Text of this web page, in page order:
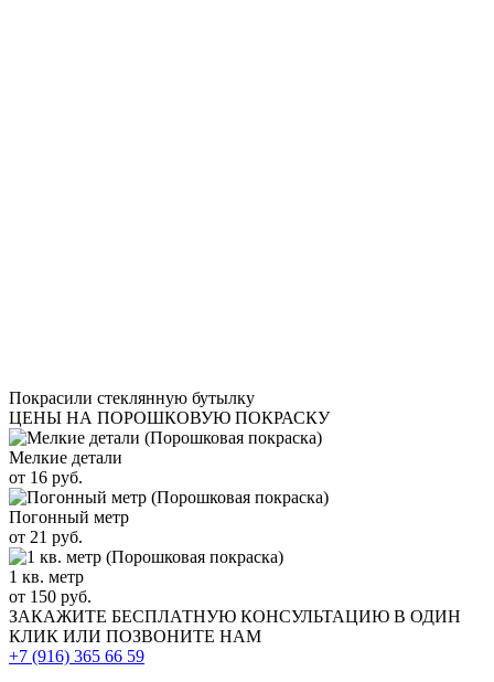
Покрасили стеклянную бутылку
ЦЕНЫ НА ПОРОШКОВУЮ ПОКРАСКУ
Мелкие детали
от 16 руб.
Погонный метр
от 21 руб.
1 кв. метр
от 150 руб.
ЗАКАЖИТЕ БЕСПЛАТНУЮ КОНСУЛЬТАЦИЮ В ОДИН
КЛИК ИЛИ ПОЗВОНИТЕ НАМ
+7 (916) 365 66 59